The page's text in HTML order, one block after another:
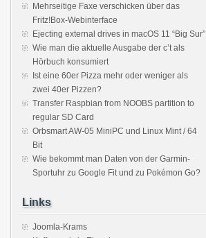
Mehrseitige Faxe verschicken über das
Fritz!Box-Webinterface
Ejecting external drives in macOS 11 “Big Sur”
Wie man die aktuelle Ausgabe der c’t als
Hörbuch konsumiert
Ist eine 60er Pizza mehr oder weniger als
zwei 40er Pizzen?
Transfer Raspbian from NOOBS partition to
regular SD Card
Orbsmart AW-05 MiniPC und Linux Mint / 64
Bit
Wie bekommt man Daten von der Garmin-
Sportuhr zu Google Fit und zu Pokémon Go?
Links
Joomla-Krams